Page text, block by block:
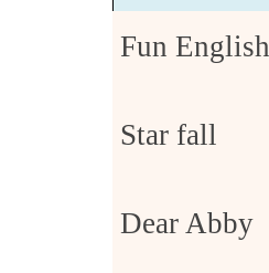
Fun English
Star fall
Dear Abby